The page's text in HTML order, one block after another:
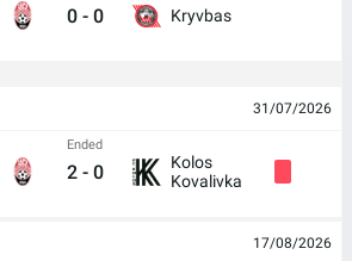
0 - 0 Kryvbas
31/07/2026
Ended
2 - 0
Kolos
Kovalivka
17/08/2026